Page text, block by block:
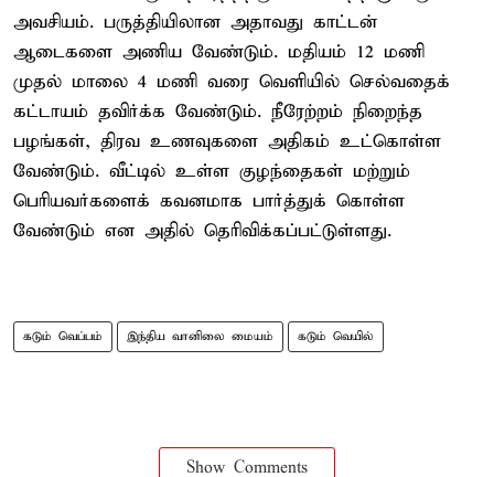
அவசியம். பருத்தியிலான அதாவது காட்டன்
ஆடைகளை அணிய வேண்டும். மதியம் 12 மணி
முதல் மாலை 4 மணி வரை வெளியில் செல்வதைக்
கட்டாயம் தவிர்க்க வேண்டும். நீரேற்றம் நிறைந்த
பழங்கள், திரவ உணவுகளை அதிகம் உட்கொள்ள
வேண்டும். வீட்டில் உள்ள குழந்தைகள் மற்றும்
பெரியவர்களைக் கவனமாக பார்த்துக் கொள்ள
வேண்டும் என அதில் தெரிவிக்கப்பட்டுள்ளது.
கடும் வெப்பம் இந்திய வானிலை மையம் கடும் வெயில்
Show Comments